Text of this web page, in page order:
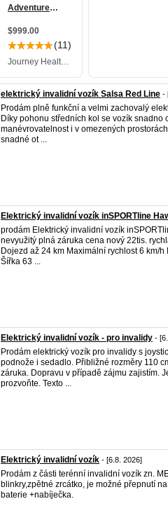
elektrický invalidní vozík Salsa Red Line -
Prodám plně funkční a velmi zachovalý
Díky pohonu středních kol se vozík snadno
manévrovatelnost i v omezených
snadné ot ...
Elektrický invalidní vozík inSPORTline
prodám Elektrický invalidní vozík
nevyužitý plná záruka cena nový 22tis.
Dojezd až 24 km Maximální rychlost 6 km/
Šířka 63 ...
Elektrický invalidní vozík - pro invalidy -
Prodám elektrický vozík pro invalidy s
podnože i sedadlo. Přibližné rozměry 110
záruka. Dopravu v případě zájmu zajistím.
prozvoňte. Texto ...
Elektrický invalidní vozík - [6.8. 2026]
Prodám z části terénní invalidní vozík zn.
blinkry,zpětné zrcátko, je možné přepnutí
baterie +nabíječka.